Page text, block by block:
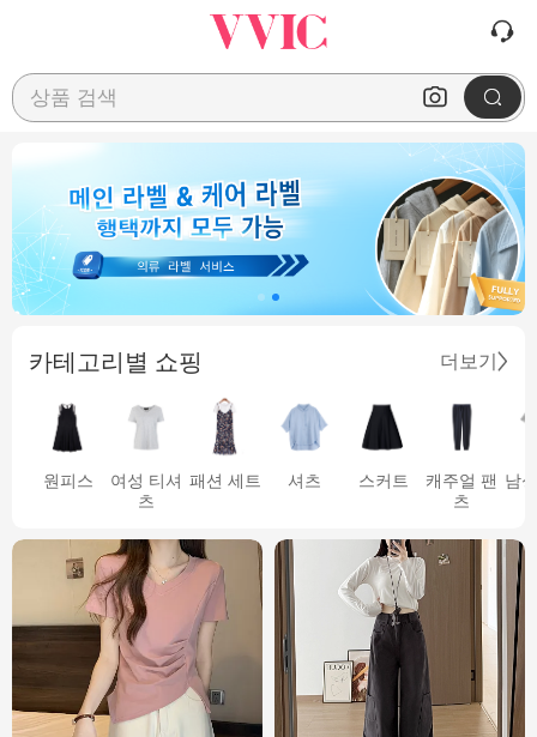
상품 검색
카테고리별 쇼핑 더보기
원피스
여성 티셔
츠
패션 세트 셔츠 스커트
캐주얼 팬
츠
남